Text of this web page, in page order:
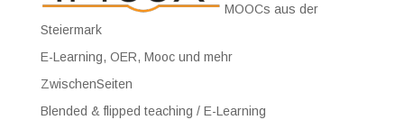
MOOCs aus der
Steiermark
E-Learning, OER, Mooc und mehr
ZwischenSeiten
Blended & flipped teaching / E-Learning